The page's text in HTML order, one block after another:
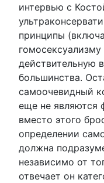
интервью с
принципы
действительную
большинства.
самоочевидный
еще не являются
вместо этого
определении
должна
независимо от
отвечает он